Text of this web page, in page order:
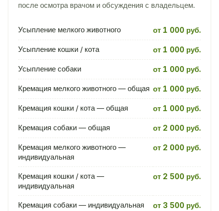
после осмотра врачом и обсуждения с владельцем.
Усыпление мелкого животного от 1 000 руб.
Усыпление кошки / кота от 1 000 руб.
Усыпление собаки от 1 000 руб.
Кремация мелкого животного — общая от 1 000 руб.
Кремация кошки / кота — общая от 1 000 руб.
Кремация собаки — общая от 2 000 руб.
Кремация мелкого животного —
индивидуальная
от 2 000 руб.
Кремация кошки / кота —
индивидуальная
от 2 500 руб.
Кремация собаки — индивидуальная от 3 500 руб.